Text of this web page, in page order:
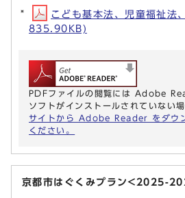
こども基本法、児童福祉法
835.90KB)
PDFファイルの閲覧には Adobe
ソフトがインストールされていない場
サイトから Adobe Reader をダウ
ください。
京都市はぐくみプラン<2025-